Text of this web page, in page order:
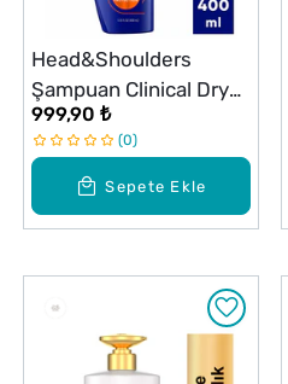
Sepete Ekle
Head&Shoulders
Şampuan Clinical Dry
Scalp 400 ml
999,90 ₺
0